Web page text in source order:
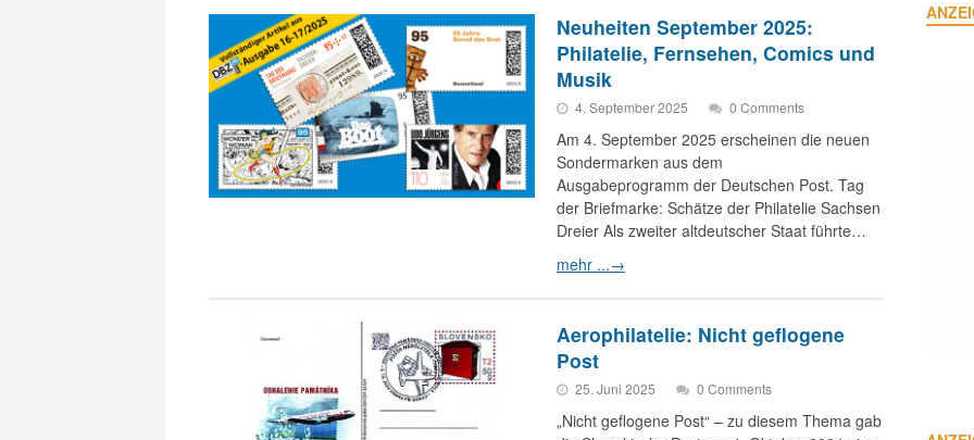
Neuheiten September 2025:
Philatelie, Fernsehen, Comics und
Musik
4. September 2025 0 Comments
Am 4. September 2025 erscheinen die neuen
Sondermarken aus dem
Ausgabeprogramm der Deutschen Post. Tag
der Briefmarke: Schätze der Philatelie Sachsen
Dreier Als zweiter altdeutscher Staat führte…
mehr ...→
Aerophilatelie: Nicht geflogene
Post
25. Juni 2025 0 Comments
„Nicht geflogene Post“ – zu diesem Thema gab